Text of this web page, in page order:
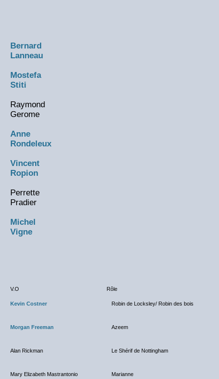
Bernard
Lanneau
Mostefa
Stiti
Raymond
Gerome
Anne
Rondeleux
Vincent
Ropion
Perrette
Pradier
Michel
Vigne
V.O Rôle
Kevin Costner Robin de Locksley/ Robin des bois
Morgan Freeman Azeem
Alan Rickman Le Shérif de Nottingham
Mary Elizabeth Mastrantonio Marianne